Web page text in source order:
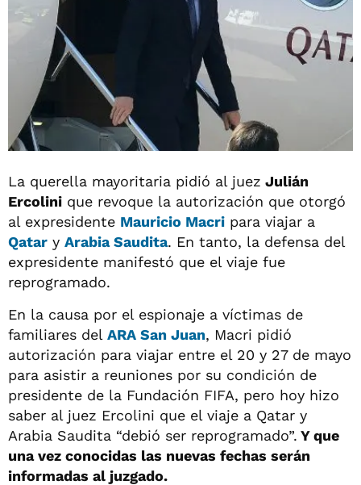
La querella mayoritaria pidió al juez Julián
Ercolini que revoque la autorización que otorgó
al expresidente Mauricio Macri para viajar a
Qatar y Arabia Saudita. En tanto, la defensa del
expresidente manifestó que el viaje fue
reprogramado.
En la causa por el espionaje a víctimas de
familiares del ARA San Juan, Macri pidió
autorización para viajar entre el 20 y 27 de mayo
para asistir a reuniones por su condición de
presidente de la Fundación FIFA, pero hoy hizo
saber al juez Ercolini que el viaje a Qatar y
Arabia Saudita “debió ser reprogramado”. Y que
una vez conocidas las nuevas fechas serán
informadas al juzgado.